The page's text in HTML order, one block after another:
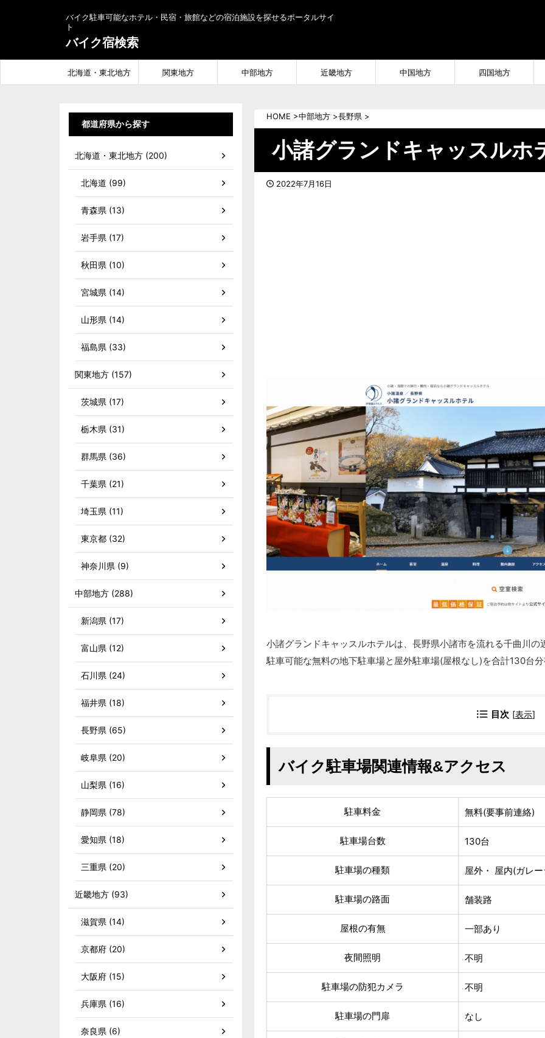
バイク駐車可能なホテル・民宿・旅館などの宿泊施設を探せるポータルサイ
ト
バイク宿検索
北海道・東北地方 関東地方 中部地方 近畿地方 中国地方 四国地方
HOME >中部地方 >長野県 >
小諸グランドキャッスルホ
2022年7月16日
小諸グランドキャッスルホテルは、長野県小諸市を流れる千曲川
駐車可能な無料の地下駐車場と屋外駐車場(屋根なし)を合計130台
目次 [表示]
バイク駐車場関連情報&アクセス
駐車料金 無料(要事前連絡)
駐車場台数 130台
駐車場の種類 屋外・ 屋内(ガレ
駐車場の路面 舗装路
屋根の有無 一部あり
夜間照明 不明
駐車場の防犯カメラ 不明
駐車場の門扉 なし
都道府県から探す
北海道・東北地方 (200)
北海道 (99)
青森県 (13)
岩手県 (17)
秋田県 (10)
宮城県 (14)
山形県 (14)
福島県 (33)
関東地方 (157)
茨城県 (17)
栃木県 (31)
群馬県 (36)
千葉県 (21)
埼玉県 (11)
東京都 (32)
神奈川県 (9)
中部地方 (288)
新潟県 (17)
富山県 (12)
石川県 (24)
福井県 (18)
長野県 (65)
岐阜県 (20)
山梨県 (16)
静岡県 (78)
愛知県 (18)
三重県 (20)
近畿地方 (93)
滋賀県 (14)
京都府 (20)
大阪府 (15)
兵庫県 (16)
奈良県 (6)